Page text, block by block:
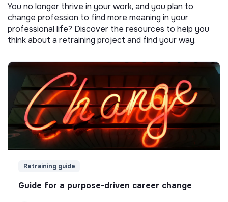
You no longer thrive in your work, and you plan to
change profession to find more meaning in your
professional life? Discover the resources to help you
think about a retraining project and find your way.
Retraining guide
Guide for a purpose-driven career change